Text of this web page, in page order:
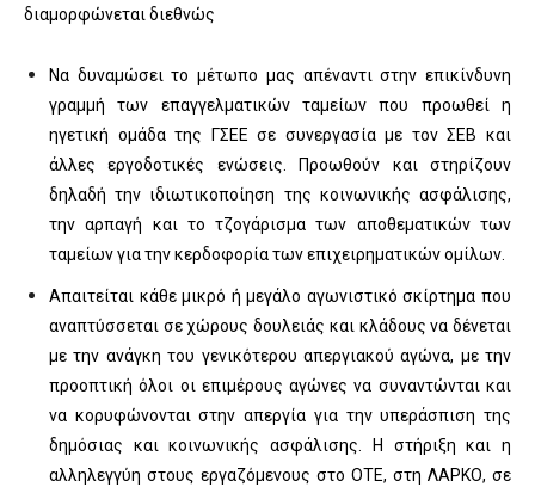
διαμορφώνεται διεθνώς
Να δυναμώσει το μέτωπο μας απέναντι στην επικίνδυνη
γραμμή των επαγγελματικών ταμείων που προωθεί η
ηγετική ομάδα της ΓΣΕΕ σε συνεργασία με τον ΣΕΒ και
άλλες εργοδοτικές ενώσεις. Προωθούν και στηρίζουν
δηλαδή την ιδιωτικοποίηση της κοινωνικής ασφάλισης,
την αρπαγή και το τζογάρισμα των αποθεματικών των
ταμείων για την κερδοφορία των επιχειρηματικών ομίλων.
Απαιτείται κάθε μικρό ή μεγάλο αγωνιστικό σκίρτημα που
αναπτύσσεται σε χώρους δουλειάς και κλάδους να δένεται
με την ανάγκη του γενικότερου απεργιακού αγώνα, με την
προοπτική όλοι οι επιμέρους αγώνες να συναντώνται και
να κορυφώνονται στην απεργία για την υπεράσπιση της
δημόσιας και κοινωνικής ασφάλισης. Η στήριξη και η
αλληλεγγύη στους εργαζόμενους στο ΟΤΕ, στη ΛΑΡΚΟ, σε